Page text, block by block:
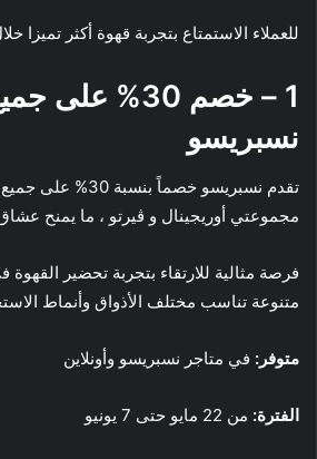
للعملاء الاستمتاع بتجربة قهوة أكثر تميزا
1 – خصم 30%
نسبريسو
تقدم نسبريسو خصماً
مجموعتي أوريجينال و ڤيرتو ، ما يمنح
فرصة مثالية للارتقاء بتجربة تحضير
متنوعة تناسب مختلف الأذواق وأنماط
متوفر: في متاجر نسبريسو وأونلاين
الفترة: من 22 مايو حتى 7 يونيو